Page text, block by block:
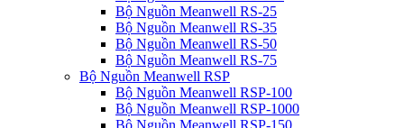
Bộ Nguồn Meanwell RS-25
Bộ Nguồn Meanwell RS-35
Bộ Nguồn Meanwell RS-50
Bộ Nguồn Meanwell RS-75
Bộ Nguồn Meanwell RSP
Bộ Nguồn Meanwell RSP-100
Bộ Nguồn Meanwell RSP-1000
Bộ Nguồn Meanwell RSP-150